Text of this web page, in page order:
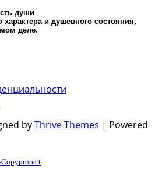
души
характера и душевного состояния,
деле.
byThrive Themes | Powered
Copyprotect